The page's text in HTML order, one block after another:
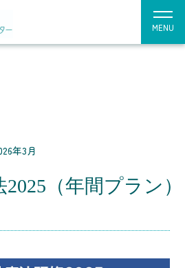
MENU
年3月
（年間プラン）